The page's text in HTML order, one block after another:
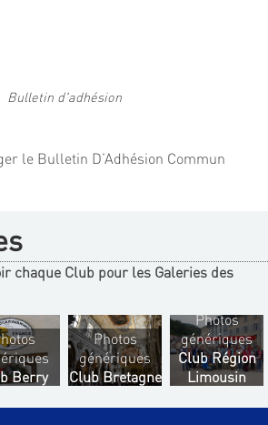
Bulletin d'adhésion
le Bulletin D’Adhésion Commun
chaque Club pour les Galeries des
Berry
Photos
génériques
Club Bretagne
Photos
génériques
Club Région
Limousin